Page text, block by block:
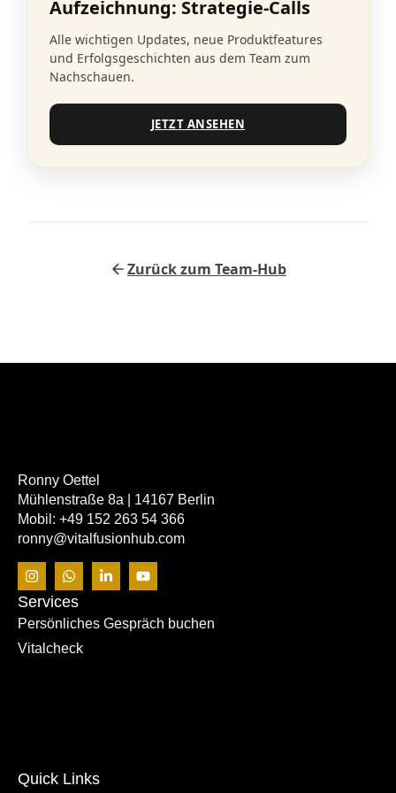
Aufzeichnung: Strategie-Calls
Alle wichtigen Updates, neue Produktfeatures
und Erfolgsgeschichten aus dem Team zum
Nachschauen.
JETZT ANSEHEN
Zurück zum Team-Hub
Ronny Oettel
Mühlenstraße 8a | 14167 Berlin
Mobil: +49 152 263 54 366
ronny@vitalfusionhub.com
Services
Persönliches Gespräch buchen
Vitalcheck
Quick Links